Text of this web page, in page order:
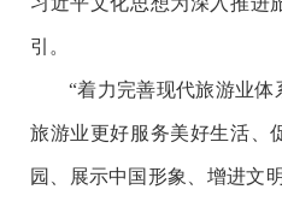
引。
“着力完善现代旅游业
旅游业更好服务美好生活、
园、展示中国形象、增进文